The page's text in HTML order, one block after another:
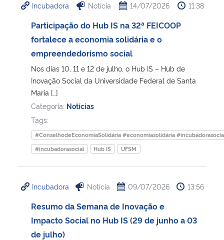
Incubadora Notícia 14/07/2026 11:38
Participação do Hub IS na 32ª FEICOOP
fortalece a economia solidária e o
empreendedorismo social
Nos dias 10, 11 e 12 de julho, o Hub IS – Hub de
Inovação Social da Universidade Federal de Santa
Maria […]
Categoria: Notícias
Tags:
#ConselhodeEconomiaSolidária #economiasolidária
#incubadorasocial
Hub IS UFSM
Incubadora Notícia 09/07/2026 13:56
Resumo da Semana de Inovação e
Impacto Social no Hub IS (29 de junho a 03
de julho)